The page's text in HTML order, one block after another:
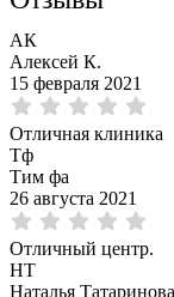
АК
Алексей К.
15 февраля 2021
Отличная клиника
Тф
Тим фа
26 августа 2021
Отличный центр.
НТ
Наталья Татаринова